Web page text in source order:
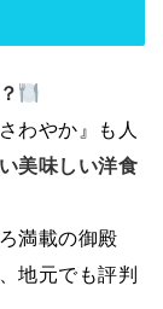
わやか』も人
美味しい洋食
満載の御殿
地元でも評判